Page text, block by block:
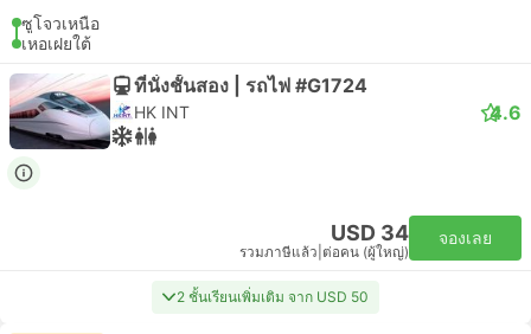
ซูโจวเหนือ
เหอเฝยใต้
ที่นั่งชั้นสอง | รถไฟ #G1724
HK INT 4.6
USD 34
รวมภาษีแล้ว ต่อคน (ผู้ใหญ่)
จองเลย
2 ชั้นเรียนเพิ่มเติม จาก USD 50